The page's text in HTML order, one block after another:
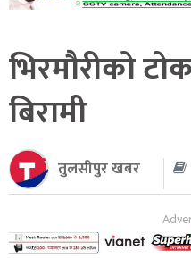
अर्थ
संवाद
मनोरञ्जन
भिरमौरीको
बिरामी
तुलसीपुर खबर